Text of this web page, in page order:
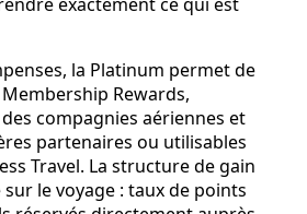
la Platinum permet de
Rewards,
compagnies aériennes et
partenaires ou utilisables
Travel. La structure de gain
le voyage : taux de points